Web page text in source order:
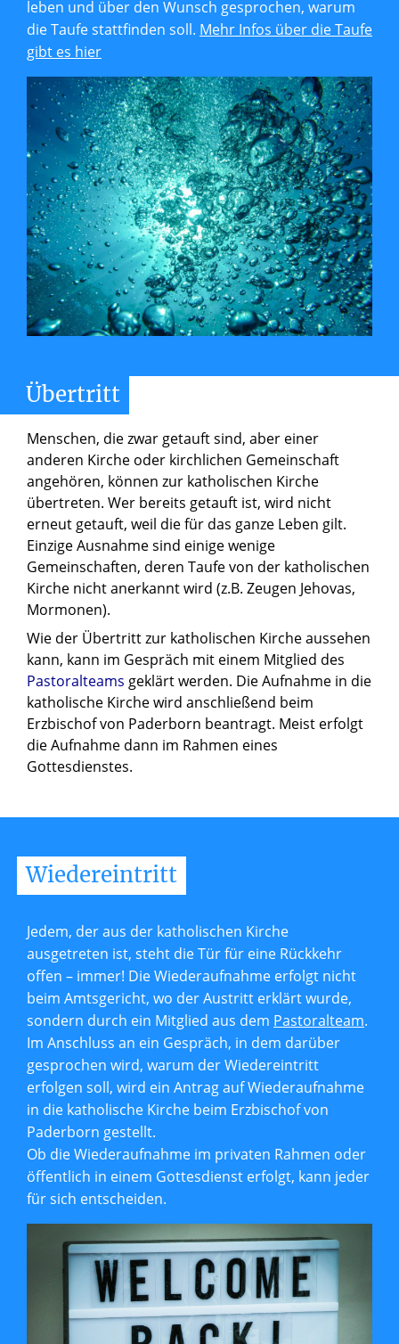
leben und über den Wunsch gesprochen, warum
die Taufe stattfinden soll. Mehr Infos über die Taufe
gibt es hier
Übertritt
Menschen, die zwar getauft sind, aber einer
anderen Kirche oder kirchlichen Gemeinschaft
angehören, können zur katholischen Kirche
übertreten. Wer bereits getauft ist, wird nicht
erneut getauft, weil die für das ganze Leben gilt.
Einzige Ausnahme sind einige wenige
Gemeinschaften, deren Taufe von der katholischen
Kirche nicht anerkannt wird (z.B. Zeugen Jehovas,
Mormonen).
Wie der Übertritt zur katholischen Kirche aussehen
kann, kann im Gespräch mit einem Mitglied des
Pastoralteams geklärt werden. Die Aufnahme in die
katholische Kirche wird anschließend beim
Erzbischof von Paderborn beantragt. Meist erfolgt
die Aufnahme dann im Rahmen eines
Gottesdienstes.
Wiedereintritt
Jedem, der aus der katholischen Kirche
ausgetreten ist, steht die Tür für eine Rückkehr
offen – immer! Die Wiederaufnahme erfolgt nicht
beim Amtsgericht, wo der Austritt erklärt wurde,
sondern durch ein Mitglied aus dem Pastoralteam.
Im Anschluss an ein Gespräch, in dem darüber
gesprochen wird, warum der Wiedereintritt
erfolgen soll, wird ein Antrag auf Wiederaufnahme
in die katholische Kirche beim Erzbischof von
Paderborn gestellt.
Ob die Wiederaufnahme im privaten Rahmen oder
öffentlich in einem Gottesdienst erfolgt, kann jeder
für sich entscheiden.